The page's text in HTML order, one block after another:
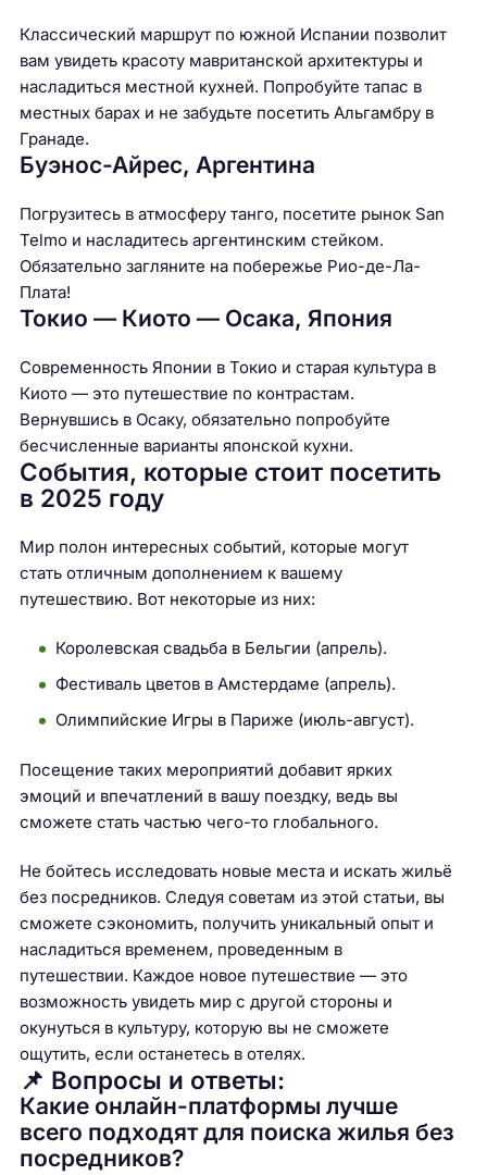
Классический маршрут по южной Испании позволит
вам увидеть красоту мавританской архитектуры и
насладиться местной кухней. Попробуйте тапас в
местных барах и не забудьте посетить Альгамбру в
Гранаде.
Буэнос-Айрес, Аргентина
Погрузитесь в атмосферу танго, посетите рынок San
Telmo и насладитесь аргентинским стейком.
Обязательно загляните на побережье Рио-де-Ла-
Плата!
Токио — Киото — Осака, Япония
Современность Японии в Токио и старая культура в
Киото — это путешествие по контрастам.
Вернувшись в Осаку, обязательно попробуйте
бесчисленные варианты японской кухни.
События, которые стоит посетить
в 2025 году
Мир полон интересных событий, которые могут
стать отличным дополнением к вашему
путешествию. Вот некоторые из них:
Королевская свадьба в Бельгии (апрель).
Фестиваль цветов в Амстердаме (апрель).
Олимпийские Игры в Париже (июль-август).
Посещение таких мероприятий добавит ярких
эмоций и впечатлений в вашу поездку, ведь вы
сможете стать частью чего-то глобального.
Не бойтесь исследовать новые места и искать жильё
без посредников. Следуя советам из этой статьи, вы
сможете сэкономить, получить уникальный опыт и
насладиться временем, проведенным в
путешествии. Каждое новое путешествие — это
возможность увидеть мир с другой стороны и
окунуться в культуру, которую вы не сможете
ощутить, если останетесь в отелях.
📌 Вопросы и ответы:
Какие онлайн-платформы лучше
всего подходят для поиска жилья без
посредников?